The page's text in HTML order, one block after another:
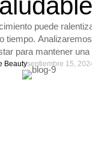
puede
tiempo.
para mantener una
Beautyseptiembre 15,